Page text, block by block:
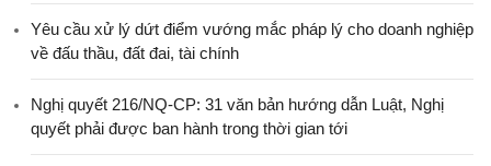
Yêu cầu xử lý dứt điểm vướng mắc pháp lý cho doanh nghiệp
về đấu thầu, đất đai, tài chính
Nghị quyết 216/NQ-CP: 31 văn bản hướng dẫn Luật, Nghị
quyết phải được ban hành trong thời gian tới